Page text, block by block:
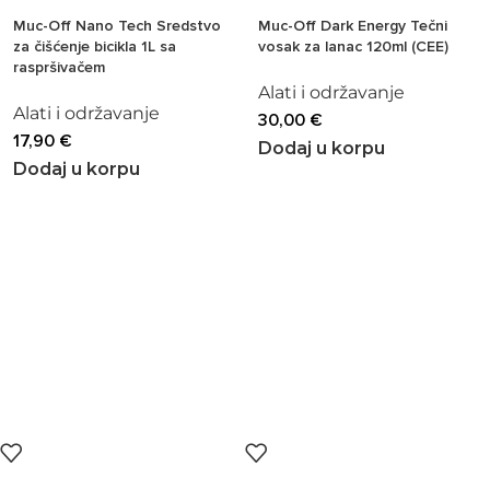
Muc-Off Nano Tech Sredstvo
za čišćenje bicikla 1L sa
raspršivačem
Alati i održavanje
17,90 €
Dodaj u korpu
Muc-Off Dark Energy Tečni
vosak za lanac 120ml (CEE)
Alati i održavanje
30,00 €
Dodaj u korpu